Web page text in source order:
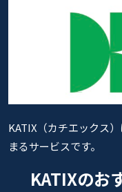
KATIX（カチエックス
まるサービスです。
KATIXのお